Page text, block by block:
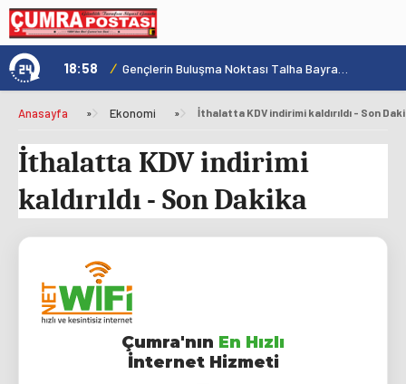
Konya'nın Zengin Mutfağı GastroFest'te Tanıtılacak 18:58 /
Anasayfa » Ekonomi » İthalatta KDV indirimi kaldırıldı - Son
İthalatta KDV indirimi
kaldırıldı - Son Dakika
Çumra'nın En Hızlı
İnternet Hizmeti